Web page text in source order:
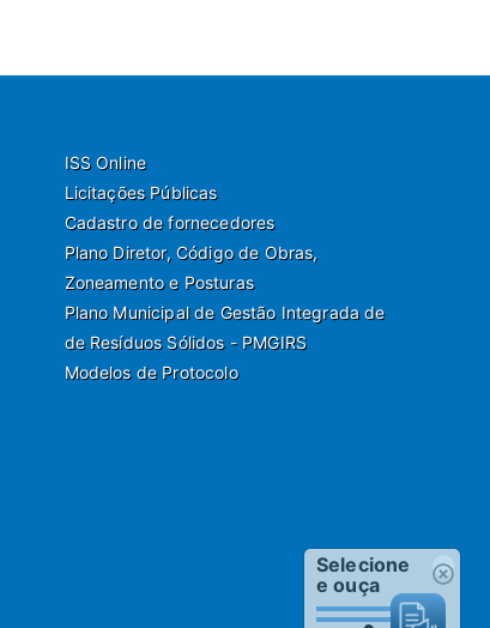
ISS Online
Licitações Públicas
Cadastro de fornecedores
Plano Diretor, Código de Obras,
Zoneamento e Posturas
Plano Municipal de Gestão Integrada de
de Resíduos Sólidos - PMGIRS
Modelos de Protocolo
Selecione
e ouça